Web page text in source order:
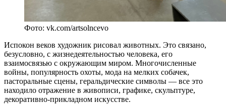
Фото: vk.com/artsolncevo
Испокон веков художник рисовал животных. Это связано,
безусловно, с жизнедеятельностью человека, его
взаимосвязью с окружающим миром. Многочисленные
войны, популярность охоты, мода на мелких собачек,
пасторальные сцены, геральдические символы — все это
находило отражение в живописи, графике, скульптуре,
декоративно-прикладном искусстве.